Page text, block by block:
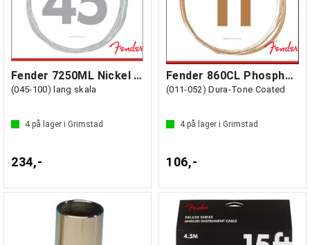
Fender 7250ML Nickel Plated Steel
(045-100) lang skala
4på lager i Grimstad
234,-
Fender 860CL Phosphor Bronze
(011-052) Dura-Tone Coated
4på lager i Grimstad
106,-